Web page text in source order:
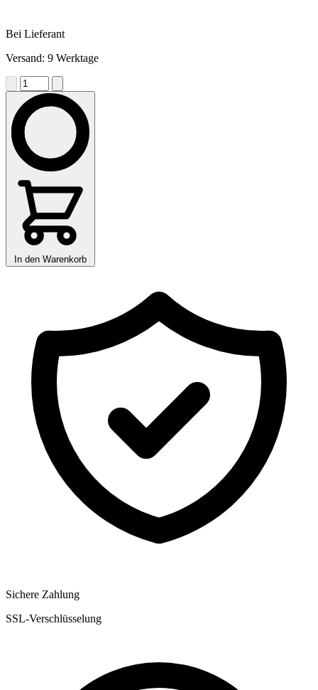
Bei Lieferant
Versand: 9 Werktage
In den Warenkorb
Sichere Zahlung
SSL-Verschlüsselung